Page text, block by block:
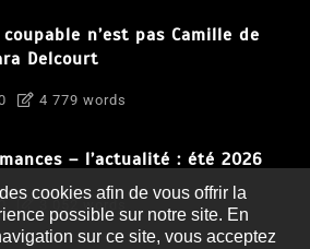
coupable n’est pas Camille de
Delcourt
4 779 words
– l’actualité : été 2026
0 3 052 words
cookies afin de vous offrir la
possible sur notre site. En
sur ce site, vous acceptez